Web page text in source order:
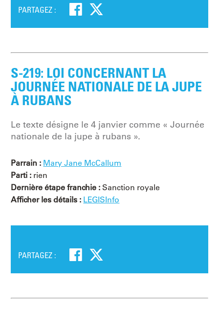
PARTAGEZ :
S-219: LOI CONCERNANT LA
JOURNÉE NATIONALE DE LA JUPE
À RUBANS
Le texte désigne le 4 janvier comme « Journée
nationale de la jupe à rubans ».
Parrain : Mary Jane McCallum
Parti : rien
Dernière étape franchie : Sanction royale
Afficher les détails : LEGISInfo
PARTAGEZ :